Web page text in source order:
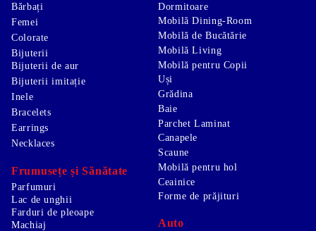
Bărbați
Femei
Colorate
Bijuterii
Bijuterii de aur
Bijuterii imitație
Inele
Bracelets
Earrings
Necklaces
Frumusețe și Sănătate
Parfumuri
Lac de unghii
Farduri de pleoape
Machiaj
Dormitoare
Mobilă Dining-Room
Mobilă de Bucătărie
Mobilă Living
Mobilă pentru Copii
Uși
Grădina
Baie
Parchet Laminat
Canapele
Scaune
Mobilă pentru hol
Ceainice
Forme de prăjituri
Auto